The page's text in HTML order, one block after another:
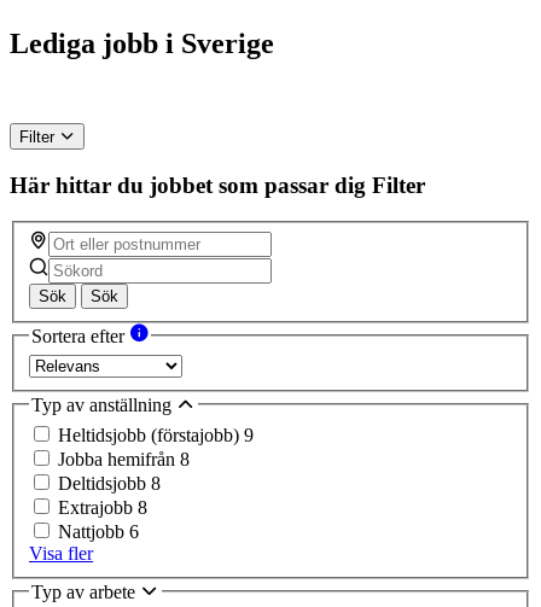
Lediga jobb i Sverige
Filter
Här hittar du jobbet som passar dig Filter
Sök Sök
Sortera efter
Typ av anställning
Heltidsjobb (förstajobb) 9
Jobba hemifrån 8
Deltidsjobb 8
Extrajobb 8
Nattjobb 6
Visa fler
Typ av arbete